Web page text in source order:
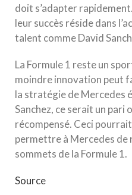
doit s’adapter
leur succès réside dans
talent comme David
La Formule 1 reste un
moindre innovation peut
la stratégie de Mercedes
Sanchez, ce serait un
récompensé. Ceci
permettre à Mercedes de
sommets de la Formule 1.
Source